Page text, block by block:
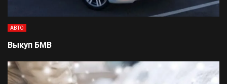
АВТО
Выкуп БМВ